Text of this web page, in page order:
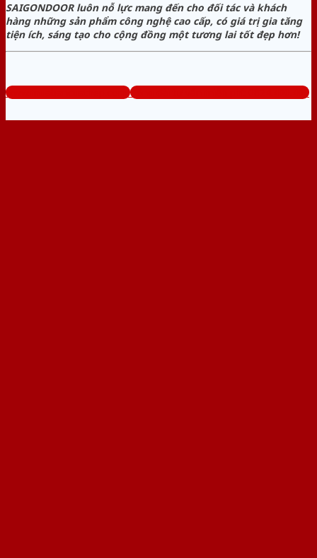
SAIGONDOOR luôn nỗ lực mang đến cho đối tác và khách
hàng những sản phẩm công nghệ cao cấp, có giá trị gia tăng
tiện ích, sáng tạo cho cộng đồng một tương lai tốt đẹp hơn!
www.muabancuathep.com Tổng đài tư vấn miễn phí: 0824.400.400